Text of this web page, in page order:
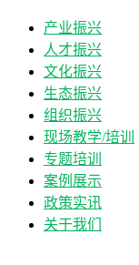
产业振兴
人才振兴
文化振兴
生态振兴
组织振兴
现场教学/培训
专题培训
案例展示
政策实讯
关于我们